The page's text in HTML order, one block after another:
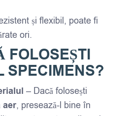
și flexibil, poate fi
ori.
FOLOSEȘTI
SPECIMENS?
– Dacă folosești
aer, presează-l bine în